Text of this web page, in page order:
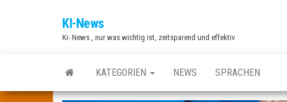
KI-News
Ki- News , nur was wichtig ist, zeitsparend und effektiv
KATEGORIEN NEWS SPRACHEN